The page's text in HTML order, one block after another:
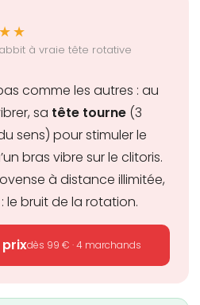
à vraie tête rotative
comme les autres : au
sa tête tourne (3
sens) pour stimuler le
bras vibre sur le clitoris.
à distance illimitée,
le bruit de la rotation.
dès 99 € · 4 marchands